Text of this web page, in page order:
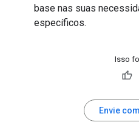
base nas suas
específicos.
Isso
Envie